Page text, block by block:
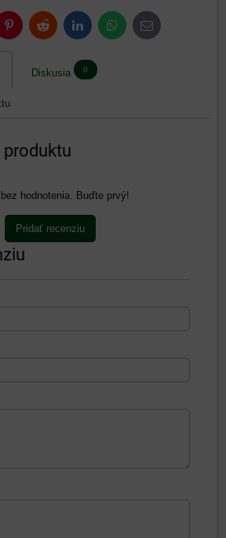
PinterestReddit LinkedInWhatsApp
E-
mail
Diskusia 0
hodnotenia. Buďte prvý!
Pridať recenziu